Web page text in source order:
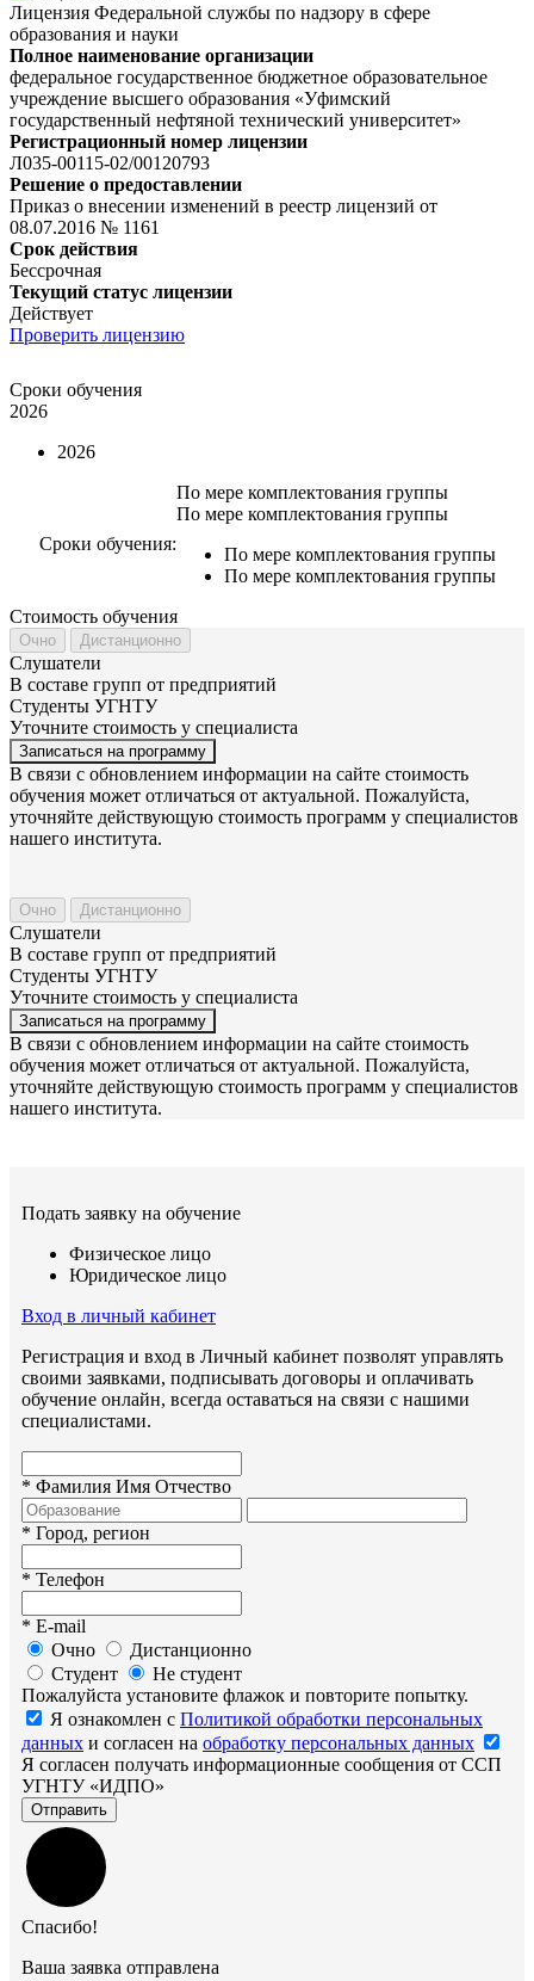
Лицензия Федеральной службы по надзору в сфере
образования и науки
Полное наименование организации
федеральное государственное бюджетное образовательное
учреждение высшего образования «Уфимский
государственный нефтяной технический университет»
Регистрационный номер лицензии
Л035-00115-02/00120793
Решение о предоставлении
Приказ о внесении изменений в реестр лицензий от
08.07.2016 № 1161
Срок действия
Бессрочная
Текущий статус лицензии
Действует
Проверить лицензию
Сроки обучения
2026
2026
Сроки обучения:
По мере комплектования группы
По мере комплектования группы
По мере комплектования группы
По мере комплектования группы
Стоимость обучения
Очно Дистанционно
Слушатели
В составе групп от предприятий
Студенты УГНТУ
Уточните стоимость у специалиста
Записаться на программу
В связи с обновлением информации на сайте стоимость
обучения может отличаться от актуальной. Пожалуйста,
уточняйте действующую стоимость программ у специалистов
нашего института.
Очно Дистанционно
Слушатели
В составе групп от предприятий
Студенты УГНТУ
Уточните стоимость у специалиста
Записаться на программу
В связи с обновлением информации на сайте стоимость
обучения может отличаться от актуальной. Пожалуйста,
уточняйте действующую стоимость программ у специалистов
нашего института.
Подать заявку на обучение
Физическое лицо
Юридическое лицо
Вход в личный кабинет
Регистрация и вход в Личный кабинет позволят управлять
своими заявками, подписывать договоры и оплачивать
обучение онлайн, всегда оставаться на связи с нашими
специалистами.
* Фамилия Имя Отчество
* Город, регион
* Телефон
* E-mail
Очно
Дистанционно
Студент
Не студент
Пожалуйста установите флажок и повторите попытку.
Я ознакомлен с Политикой обработки персональных
данных и согласен на обработку персональных данных
Я согласен получать информационные сообщения от ССП
УГНТУ «ИДПО»
Отправить
Спасибо!
Ваша заявка отправлена